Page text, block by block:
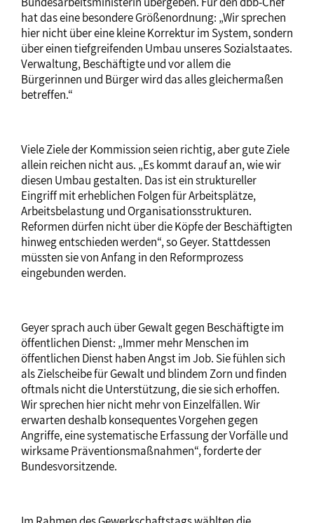
hat das eine besondere Größenordnung: „Wir sprechen
hier nicht über eine kleine Korrektur im System, sondern
über einen tiefgreifenden Umbau unseres Sozialstaates.
Verwaltung, Beschäftigte und vor allem die
Bürgerinnen und Bürger wird das alles gleichermaßen
betreffen.“
Viele Ziele der Kommission seien richtig, aber gute Ziele
allein reichen nicht aus. „Es kommt darauf an, wie wir
diesen Umbau gestalten. Das ist ein struktureller
Eingriff mit erheblichen Folgen für Arbeitsplätze,
Arbeitsbelastung und Organisationsstrukturen.
Reformen dürfen nicht über die Köpfe der Beschäftigten
hinweg entschieden werden“, so Geyer. Stattdessen
müssten sie von Anfang in den Reformprozess
eingebunden werden.
Geyer sprach auch über Gewalt gegen Beschäftigte im
öffentlichen Dienst: „Immer mehr Menschen im
öffentlichen Dienst haben Angst im Job. Sie fühlen sich
als Zielscheibe für Gewalt und blindem Zorn und finden
oftmals nicht die Unterstützung, die sie sich erhoffen.
Wir sprechen hier nicht mehr von Einzelfällen. Wir
erwarten deshalb konsequentes Vorgehen gegen
Angriffe, eine systematische Erfassung der Vorfälle und
wirksame Präventionsmaßnahmen“, forderte der
Bundesvorsitzende.